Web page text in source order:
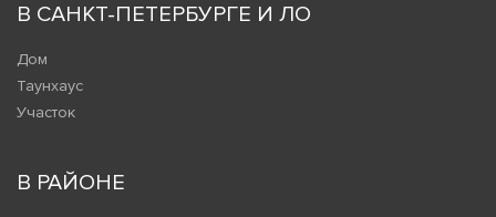
В САНКТ-ПЕТЕРБУРГЕ И ЛО
Дом
Таунхаус
Участок
В РАЙОНЕ